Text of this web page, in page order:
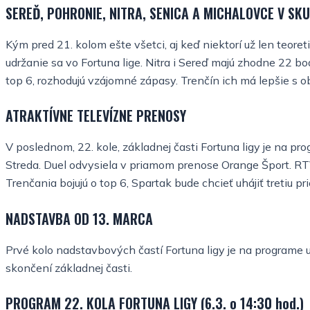
SEREĎ, POHRONIE, NITRA, SENICA A MICHALOVCE V
Kým pred 21. kolom ešte všetci, aj keď niektorí už len
udržanie sa vo Fortuna lige. Nitra i Sereď majú zhodne 22
top 6, rozhodujú vzájomné zápasy. Trenčín ich má lepšie s
ATRAKTÍVNE TELEVÍZNE PRENOSY
V poslednom, 22. kole, základnej časti Fortuna ligy je na
Streda. Duel odvysiela v priamom prenose Orange Šport.
Trenčania bojujú o top 6, Spartak bude chcieť uhájiť tretiu
NADSTAVBA OD 13. MARCA
Prvé kolo nadstavbových častí Fortuna ligy je na
skončení základnej časti.
PROGRAM 22. KOLA FORTUNA LIGY (6.3. o 14:30